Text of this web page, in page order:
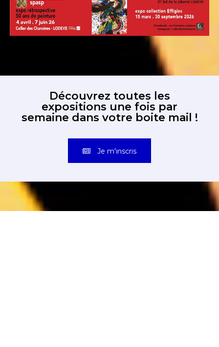
Découvrez toutes les
expositions une fois par
semaine dans votre boite mail !
Je m'inscris